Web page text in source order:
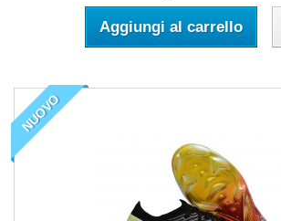
Aggiungi al carrello
NUOVO